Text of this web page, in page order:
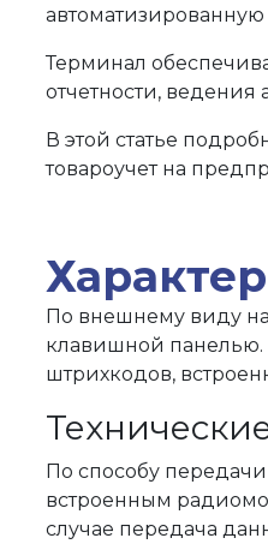
автоматизированную
Терминал
отчетности,
В этой статье
товароучет на
По внешнему виду
клавишной панелью.
штрихкодов,
По способу
встроенным
случае передача